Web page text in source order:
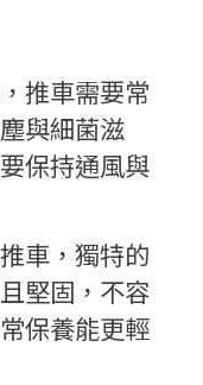
推車需要常
與細菌滋
保持通風與
車，獨特的
堅固，不容
保養能更輕